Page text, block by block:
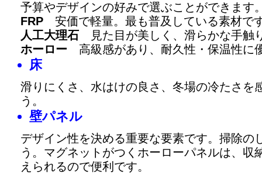
予算やデザインの好みで選ぶことができます
FRP 安価で軽量。最も普及している素材で
人工大理石 見た目が美しく、滑らかな手触
ホーロー 高級感があり、耐久性・保温性に
床
滑りにくさ、水はけの良さ、冬場の冷たさを
う。
壁パネル
デザイン性を決める重要な要素です。掃除の
う。マグネットがつくホーローパネルは、収
えられるので便利です。